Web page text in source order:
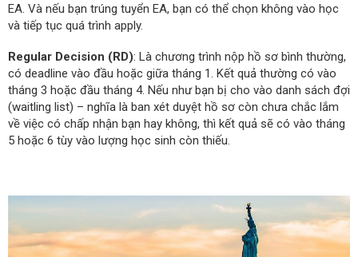
EA. Và nếu bạn trúng tuyển EA, bạn có thể chọn không vào học
và tiếp tục quá trình apply.
Regular Decision (RD): Là chương trình nộp hồ sơ bình thường,
có deadline vào đầu hoặc giữa tháng 1. Kết quả thường có vào
tháng 3 hoặc đầu tháng 4. Nếu như bạn bị cho vào danh sách đợi
(waitling list) – nghĩa là ban xét duyệt hồ sơ còn chưa chắc lắm
về việc có chấp nhận bạn hay không, thì kết quả sẽ có vào tháng
5 hoặc 6 tùy vào lượng học sinh còn thiếu.